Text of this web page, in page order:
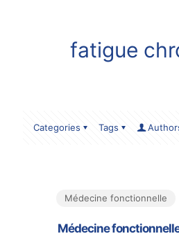
fatigue
Categories Tags
Médecine fonctionnelle
Médecine